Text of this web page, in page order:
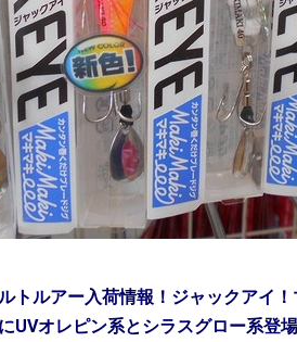
トルアー入荷情報！ジャックアイ
UVオレピン系とシラスグロー系登